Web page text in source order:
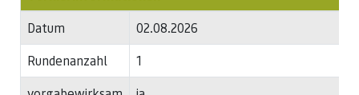
Datum
02.08.2026
Rundenanzahl
1